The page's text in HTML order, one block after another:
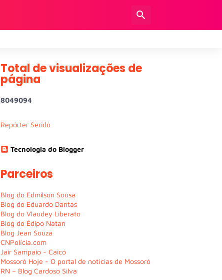
Total de visualizações de
página
8049094
Repórter Seridó
Tecnologia do Blogger
Parceiros
Blog do Edmilson Sousa
Blog do Eduardo Dantas
Blog do Vlaudey Liberato
Blog do Édipo Natan
Blog Jean Souza
CNPolícia.com
Jair Sampaio - Caicó
Mossoró Hoje - O portal de notícias de Mossoró
RN – Blog Cardoso Silva